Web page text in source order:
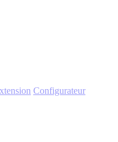
Configurateur